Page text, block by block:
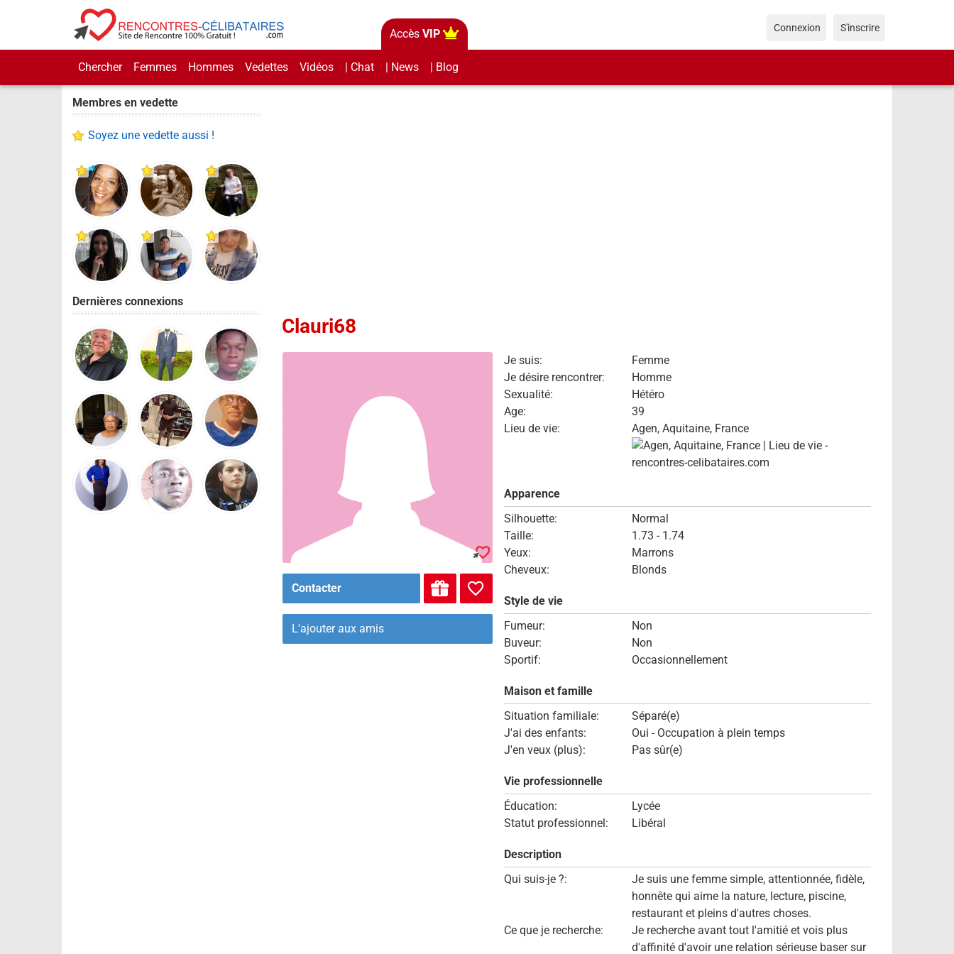
Accès VIP
Chercher Femmes Hommes Vedettes Vidéos | Chat | News | Blog
Connexion S'inscrire
Membres en vedette
Soyez une vedette aussi !
Dernières connexions
Clauri68
Contacter
L'ajouter aux amis
Je suis:
Femme
Je désire rencontrer:
Homme
Sexualité:
Hétéro
Age:
39
Lieu de vie:
Agen, Aquitaine, France
Apparence
Silhouette:
Normal
Taille:
1.73 - 1.74
Yeux:
Marrons
Cheveux:
Blonds
Style de vie
Fumeur:
Non
Buveur:
Non
Sportif:
Occasionnellement
Maison et famille
Situation familiale:
Séparé(e)
J'ai des enfants:
Oui - Occupation à plein temps
J'en veux (plus):
Pas sûr(e)
Vie professionnelle
Éducation:
Lycée
Statut professionnel:
Libéral
Description
Qui suis-je ?:
Je suis une femme simple, attentionnée, fidèle,
honnête qui aime la nature, lecture, piscine,
restaurant et pleins d'autres choses.
Ce que je recherche:
Je recherche avant tout l'amitié et vois plus
d'affinité d'avoir une relation sérieuse baser sur